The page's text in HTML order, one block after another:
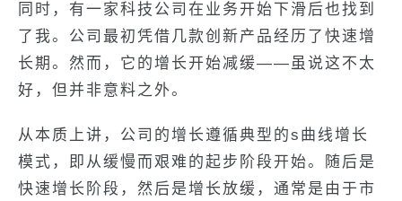
同时，有一家科技公司在业务开始下滑后也找到
了我。公司最初凭借几款创新产品经历了快速增
长期。然而，它的增长开始减缓——虽说这不太
好，但并非意料之外。
从本质上讲，公司的增长遵循典型的s曲线增长
模式，即从缓慢而艰难的起步阶段开始。随后是
快速增长阶段，然后是增长放缓，通常是由于市